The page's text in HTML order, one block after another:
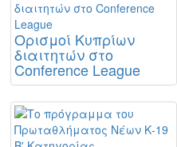
Ορισμοί Κυπρίων
διαιτητών στο
Conference League